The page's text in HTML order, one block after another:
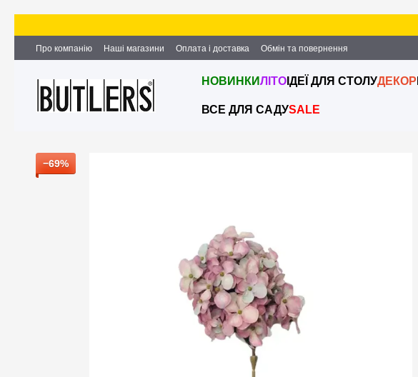
Про компанію Наші магазини Оплата і доставка
Обмін та повернення
Партнерство та співпраця
Вакансії Контактна інформація
НОВИНКИЛІТО ІДЕЇ ДЛЯ СТОЛУДЕКОР
ВСЕ ДЛЯ САДУSALE
−69%